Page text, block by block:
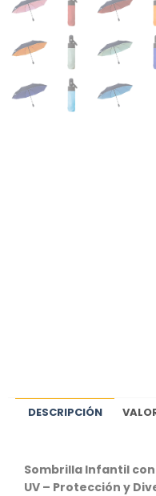
DESCRIPCIÓN
Sombrilla Infantil
UV – Protección y